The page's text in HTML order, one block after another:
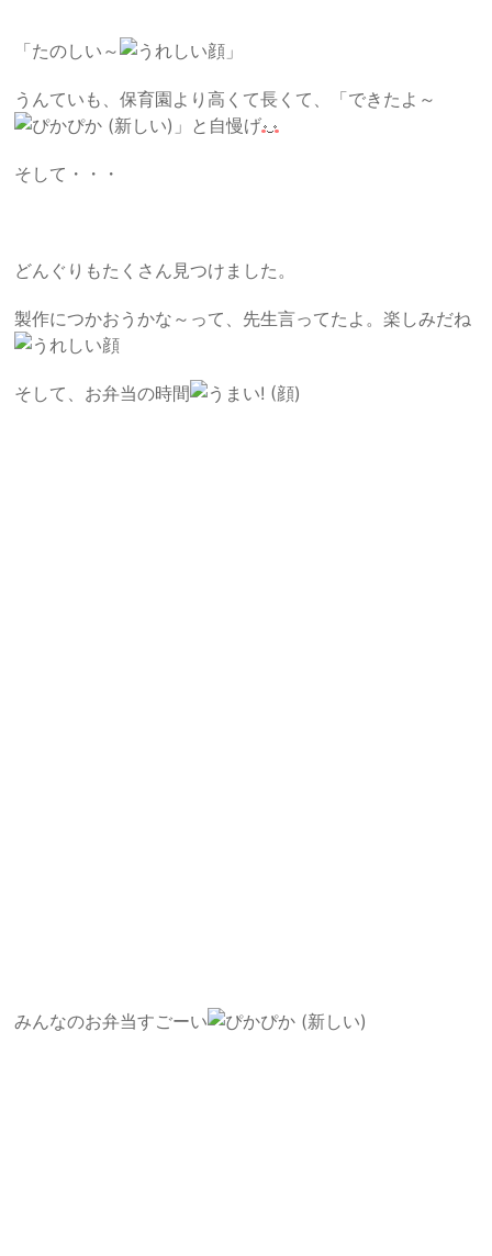
「たのしい～ 」
うんていも、保育園より高くて長くて、「できたよ～
」と自慢げ
そして・・・
どんぐりもたくさん見つけました。
製作につかおうかな～って、先生言ってたよ。楽しみだね
そして、お弁当の時間
みんなのお弁当すごーい